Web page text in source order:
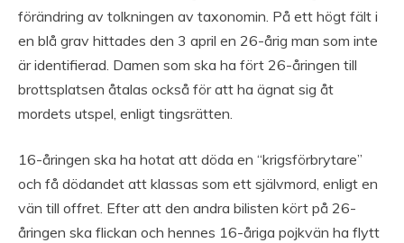
förändring av tolkningen av taxonomin. På ett högt fält i
en blå grav hittades den 3 april en 26-årig man som inte
är identifierad. Damen som ska ha fört 26-åringen till
brottsplatsen åtalas också för att ha ägnat sig åt
mordets utspel, enligt tingsrätten.
16-åringen ska ha hotat att döda en “krigsförbrytare”
och få dödandet att klassas som ett självmord, enligt en
vän till offret. Efter att den andra bilisten kört på 26-
åringen ska flickan och hennes 16-åriga pojkvän ha flytt